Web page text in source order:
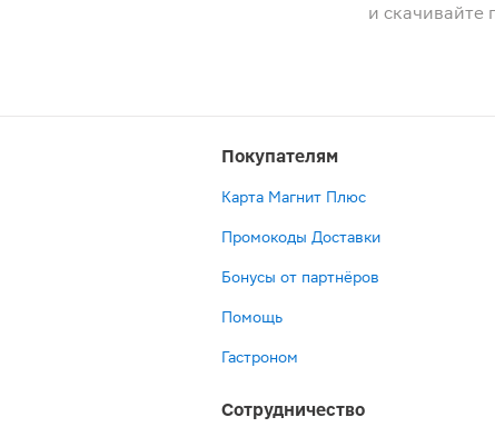
и скачивайте
Покупателям
Карта Магнит Плюс
Промокоды Доставки
Бонусы от партнёров
Помощь
Гастроном
Сотрудничество